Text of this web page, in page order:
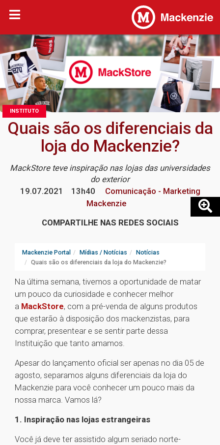
INSTITUTO
Quais são os diferenciais da
loja do Mackenzie?
MackStore teve inspiração nas lojas das universidades
do exterior
19.07.2021
13h40
Comunicação - Marketing
Mackenzie
COMPARTILHE NAS REDES SOCIAIS
Mackenzie Portal Mídias / Notícias
Notícias
Quais são os diferenciais da loja do Mackenzie?
Na última semana, tivemos a oportunidade de matar
um pouco da curiosidade e conhecer melhor
a MackStore, com a pré-venda de alguns produtos
que estarão à disposição dos mackenzistas, para
comprar, presentear e se sentir parte dessa
Instituição que tanto amamos.
Apesar do lançamento oficial ser apenas no dia 05 de
agosto, separamos alguns diferenciais da loja do
Mackenzie para você conhecer um pouco mais da
nossa marca. Vamos lá?
1. Inspiração nas lojas estrangeiras
Você já deve ter assistido algum seriado norte-